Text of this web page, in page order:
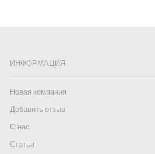
ИНФОРМАЦИЯ
Новая компания
Добавить отзыв
О нас
Статьи